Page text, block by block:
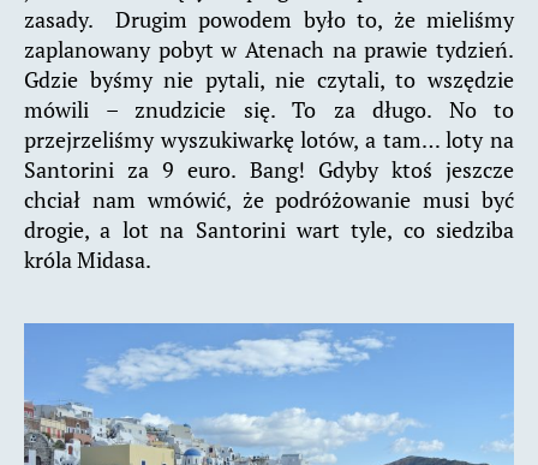
zasady. Drugim powodem było to, że mieliśmy
zaplanowany pobyt w Atenach na prawie tydzień.
Gdzie byśmy nie pytali, nie czytali, to wszędzie
mówili – znudzicie się. To za długo. No to
przejrzeliśmy wyszukiwarkę lotów, a tam… loty na
Santorini za 9 euro. Bang! Gdyby ktoś jeszcze
chciał nam wmówić, że podróżowanie musi być
drogie, a lot na Santorini wart tyle, co siedziba
króla Midasa.